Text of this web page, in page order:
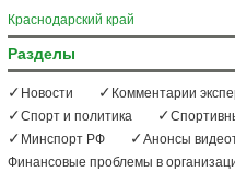
Краснодарский край
Разделы
Новости Комментарии
Спорт и политика
Минспорт РФ
Анонсы
Финансовые проблемы в